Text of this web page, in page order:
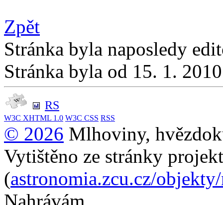
Zpět
Stránka byla naposledy
Stránka byla od 15. 1.
RS
W3C XHTML 1.0 W3C CSS RSS
© 2026 Mlhoviny,
Vytištěno ze stránky
(astronomia.zcu.cz/
Nahrávám...